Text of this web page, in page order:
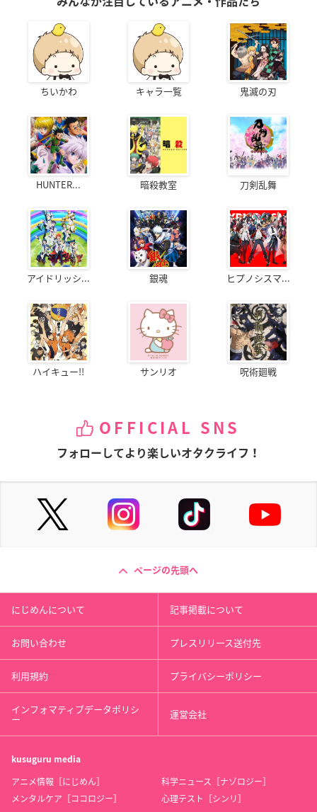
ちいかわ キャラ一覧 鬼滅の刃
HUNTER... 暗殺教室 刀剣乱舞
アイドリッシ... 銀魂 ヒプノシスマ...
ハイキュー!! サンリオ 呪術廻戦
OFFICIAL SNS
フォローしてより楽しいオタクライフ！
ページの先頭へ
にじめんについて 記事掲載について
お問い合わせ プレスリリース送付先
利用規約 プライバシーポリシー
インフォマティブデータポリシ
ー 運営会社
kusuguru media
アニメ情報［にじめん］
科学ニュース［ナゾロジー］
メンタルケア［ココロジー］
心理テスト［シンリ］